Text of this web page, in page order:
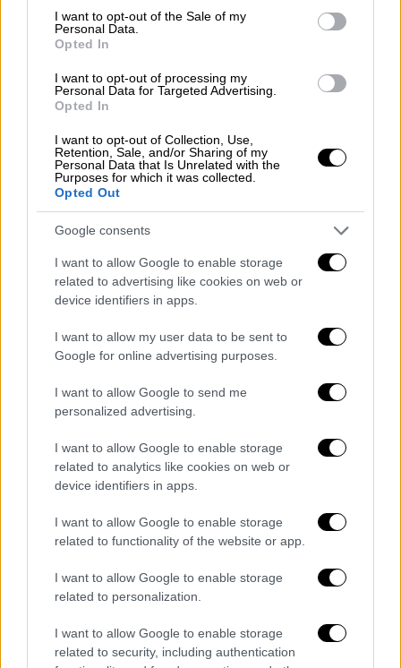
consent section.
I want to opt-out of the Sale of my
Personal Data.
Opted In
I want to opt-out of processing my
Personal Data for Targeted Advertising.
Opted In
I want to opt-out of Collection, Use,
Retention, Sale, and/or Sharing of my
Personal Data that Is Unrelated with the
Purposes for which it was collected.
Opted Out
Google consents
I want to allow Google to enable storage
related to advertising like cookies on web or
device identifiers in apps.
I want to allow my user data to be sent to
Google for online advertising purposes.
I want to allow Google to send me
personalized advertising.
I want to allow Google to enable storage
related to analytics like cookies on web or
device identifiers in apps.
I want to allow Google to enable storage
related to functionality of the website or app.
I want to allow Google to enable storage
related to personalization.
I want to allow Google to enable storage
related to security, including authentication
Ελλάδα 20.12.2022 23:32
Πώς νιώθουν σήμερα οι νέοι στην
Ελλάδα; Τι σκέφτονται για κόμματα και
πολιτικούς
των νέων σήμερα